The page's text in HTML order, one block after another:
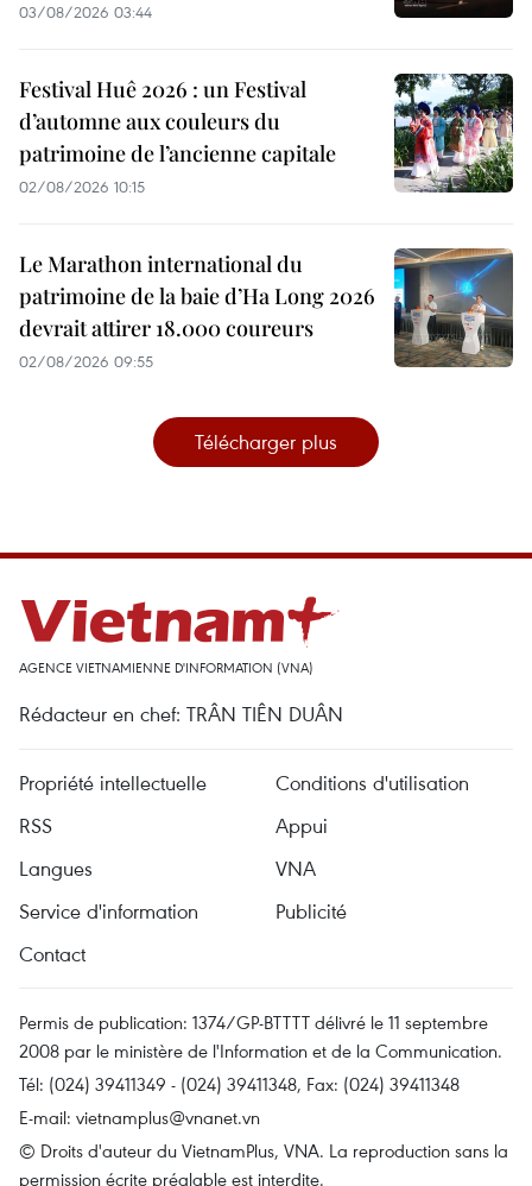
03/08/2026 03:44
Festival Huê 2026 : un Festival
d’automne aux couleurs du
patrimoine de l’ancienne capitale
02/08/2026 10:15
Le Marathon international du
patrimoine de la baie d’Ha Long 2026
devrait attirer 18.000 coureurs
02/08/2026 09:55
Télécharger plus
AGENCE VIETNAMIENNE D'INFORMATION (VNA)
Rédacteur en chef: TRÂN TIÊN DUÂN
Propriété intellectuelle
Conditions d'utilisation
RSS
Appui
Langues
VNA
Service d'information
Publicité
Contact
Permis de publication: 1374/GP-BTTTT délivré le 11 septembre
2008 par le ministère de l'Information et de la Communication.
Tél: (024) 39411349 - (024) 39411348, Fax: (024) 39411348
E-mail: vietnamplus@vnanet.vn
© Droits d'auteur du VietnamPlus, VNA. La reproduction sans la
permission écrite préalable est interdite.